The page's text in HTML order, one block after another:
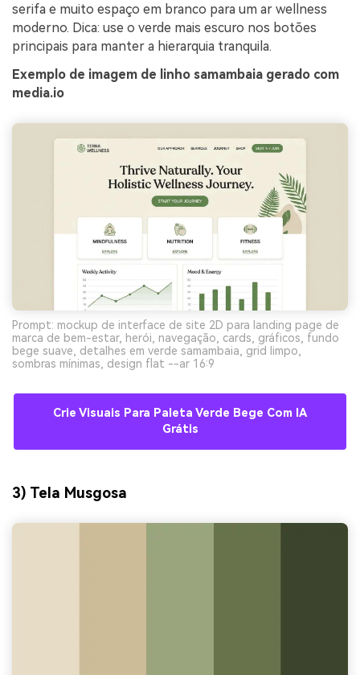
serifa e muito espaço em branco para um ar wellness
moderno. Dica: use o verde mais escuro nos botões
principais para manter a hierarquia tranquila.
Exemplo de imagem de linho samambaia gerado com
media.io
Prompt: mockup de interface de site 2D para landing page de
marca de bem-estar, herói, navegação, cards, gráficos, fundo
bege suave, detalhes em verde samambaia, grid limpo,
sombras mínimas, design flat --ar 16:9
Crie Visuais Para Paleta Verde Bege Com IA
Grátis
3) Tela Musgosa